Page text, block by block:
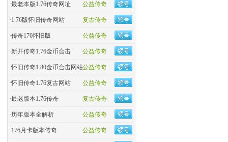
公益传奇
·最老本版1.76传奇网址
复古传奇
·1.76版怀旧传奇网站
公益传奇
·传奇176怀旧版
公益传奇
·新开传奇1.76金币合击
公益传奇
·怀旧传奇1.80金币合击网站
公益传奇
·怀旧传奇1.76复古网站
复古传奇
·最老版本1.76传奇
公益传奇
·历年版本全解析
公益传奇
·176月卡版本传奇